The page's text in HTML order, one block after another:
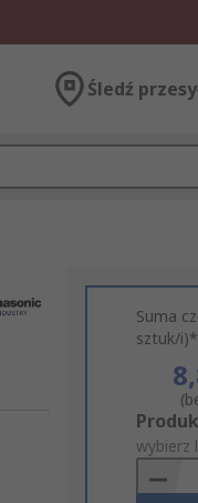
Śledź
Suma
sztuk/i)*
Add
to
Basket
wybierz